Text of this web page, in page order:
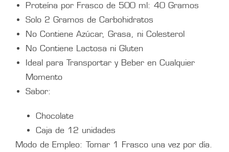
Proteína por Frasco de 500 ml: 40 Gramos
Solo 2 Gramos de Carbohidratos
No Contiene Azúcar, Grasa, ni Colesterol
No Contiene Lactosa ni Gluten
Ideal para Transportar y Beber en Cualquier
Momento
Sabor:
Chocolate
Caja de 12 unidades
Modo de Empleo: Tomar 1 Frasco una vez por día.